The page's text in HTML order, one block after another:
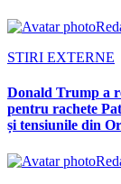
STIRI EXTERNE
Donald Trump a
pentru rachete
și tensiunile din